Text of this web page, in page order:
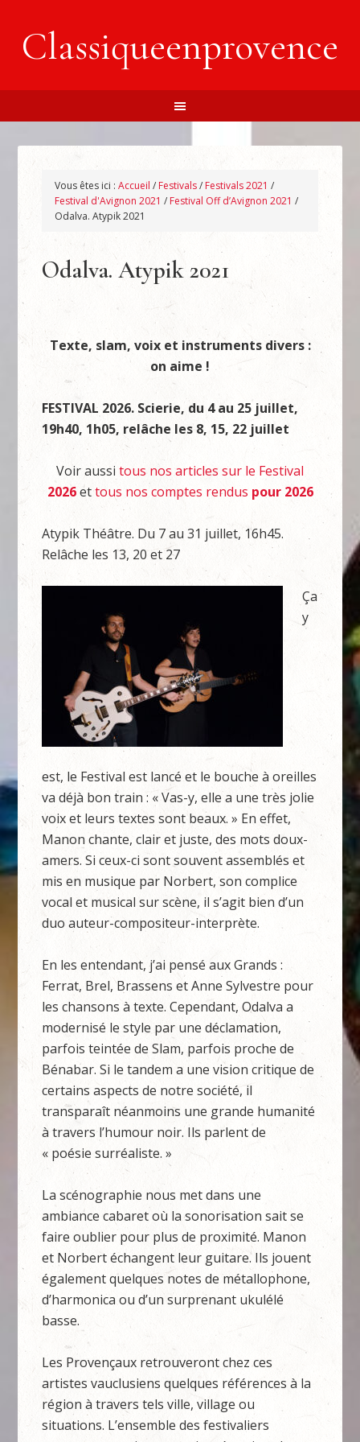
Classiqueenprovence
Vous êtes ici :Accueil / Festivals/ Festivals 2021 /
Festival d'Avignon 2021 / Festival Off d’Avignon 2021 /
Odalva. Atypik 2021
Odalva. Atypik 2021
Texte, slam, voix et instruments divers :
on aime !
FESTIVAL 2026. Scierie, du 4 au 25 juillet,
19h40, 1h05, relâche les 8, 15, 22 juillet
Voir aussi tous nos articles sur le Festival
2026ettous nos comptes rendus pour 2026
Atypik Théâtre. Du 7 au 31 juillet, 16h45.
Relâche les 13, 20 et 27
Ça
y
est, le Festival est lancé et le bouche à oreilles
va déjà bon train : « Vas-y, elle a une très jolie
voix et leurs textes sont beaux. » En effet,
Manon chante, clair et juste, des mots doux-
amers. Si ceux-ci sont souvent assemblés et
mis en musique par Norbert, son complice
vocal et musical sur scène, il s’agit bien d’un
duo auteur-compositeur-interprète.
En les entendant, j’ai pensé aux Grands :
Ferrat, Brel, Brassens et Anne Sylvestre pour
les chansons à texte. Cependant, Odalva a
modernisé le style par une déclamation,
parfois teintée de Slam, parfois proche de
Bénabar. Si le tandem a une vision critique de
certains aspects de notre société, il
transparaît néanmoins une grande humanité
à travers l’humour noir. Ils parlent de
« poésie surréaliste. »
La scénographie nous met dans une
ambiance cabaret où la sonorisation sait se
faire oublier pour plus de proximité. Manon
et Norbert échangent leur guitare. Ils jouent
également quelques notes de métallophone,
d’harmonica ou d’un surprenant ukulélé
basse.
Les Provençaux retrouveront chez ces
artistes vauclusiens quelques références à la
région à travers tels ville, village ou
situations. L’ensemble des festivaliers